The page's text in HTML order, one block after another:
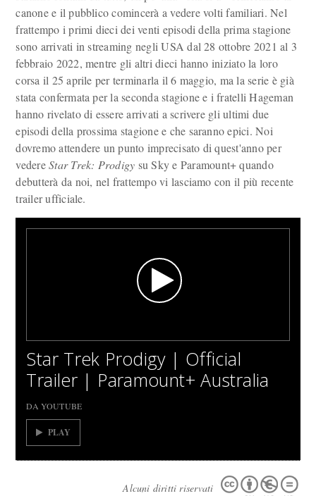
canone e il pubblico comincerà a vedere volti familiari. Nel
frattempo i primi dieci dei venti episodi della prima stagione
sono arrivati in streaming negli USA dal 28 ottobre 2021 al 3
febbraio 2022, mentre gli altri dieci hanno iniziato la loro
corsa il 25 aprile per terminarla il 6 maggio, ma la serie è già
stata confermata per la seconda stagione e i fratelli Hageman
hanno rivelato di essere arrivati a scrivere gli ultimi due
episodi della prossima stagione e che saranno epici. Noi
dovremo attendere un punto imprecisato di quest'anno per
vedereStar Trek: Prodigy su Sky e Paramount+ quando
debutterà da noi, nel frattempo vi lasciamo con il più recente
trailer ufficiale.
Star Trek Prodigy | Official
Trailer | Paramount+ Australia
DA YOUTUBE
PLAY
Alcuni diritti riservati